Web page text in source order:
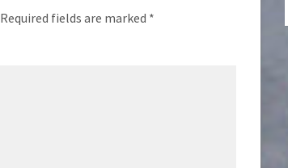
Required fields are marked *